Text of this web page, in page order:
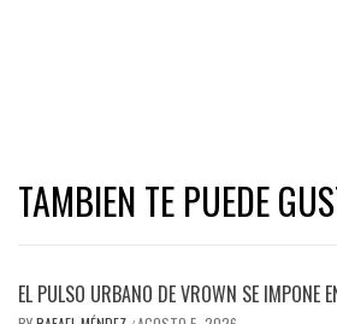
TAMBIEN TE PUEDE
EL PULSO URBANO DE VROWN SE IMPONE